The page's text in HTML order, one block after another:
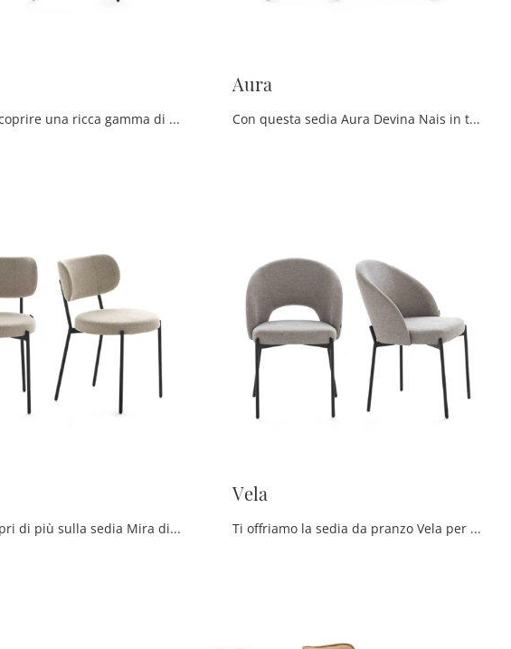
Clicca per scoprire una ricca gamma di sedie fisse per stanze moderne: il modello Nido di Devina Nais ti sta aspettando!
Aura
Con questa sedia Aura Devina Nais in tessuto, una tra le nostre sedute fisse design, potrai completare i tuoi interni.
Clicca e scopri di più sulla sedia Mira di Devina Nais in tessuto: le più esclusive Sedie fisse moderne ti attendono.
Vela
Ti offriamo la sedia da pranzo Vela per ambientazioni moderne, tra le più belle Sedie fisse di Devina Nais.